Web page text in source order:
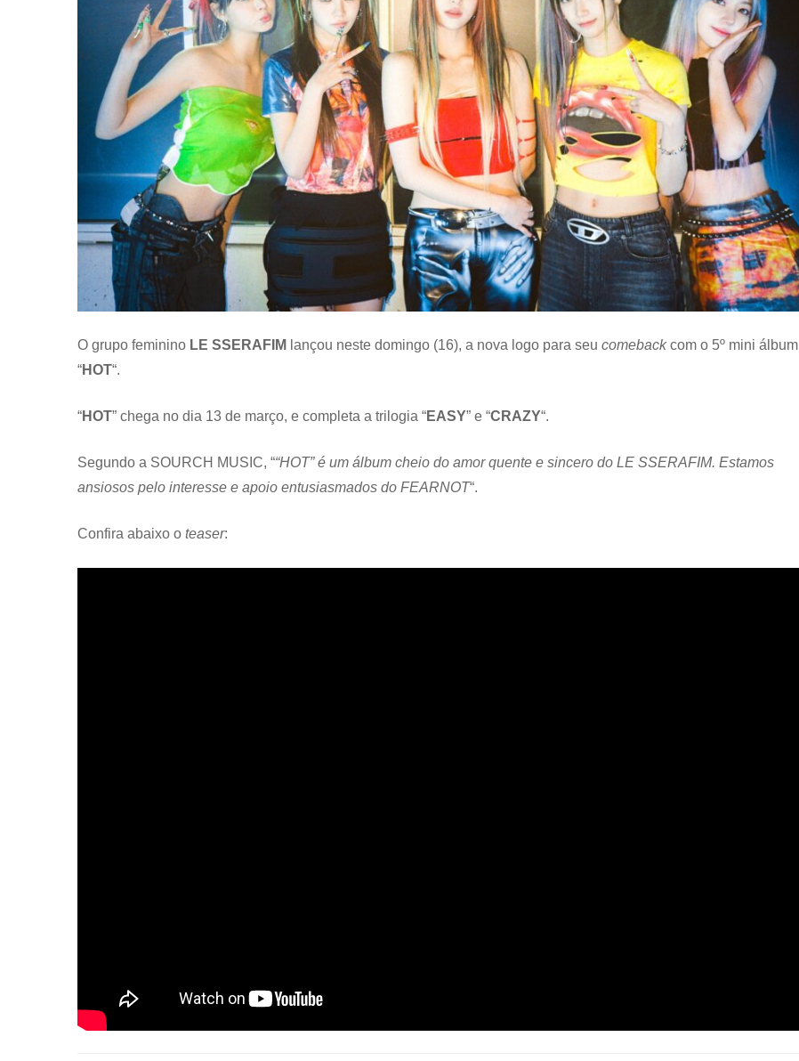
O grupo feminino LE SSERAFIM lançou neste domingo (16), a nova logo para seu comebackcom o 5º mini álbum
“HOT“.
“HOT” chega no dia 13 de março, e completa a trilogia “EASY” e “CRAZY“.
Segundo a SOURCH MUSIC, ““HOT” é um álbum cheio do amor quente e sincero do LE SSERAFIM. Estamos
ansiosos pelo interesse e apoio entusiasmados do FEARNOT“.
Confira abaixo o teaser: